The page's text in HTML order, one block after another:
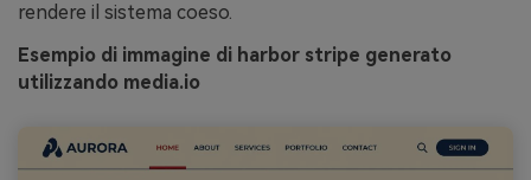
rendere il sistema coeso.
Esempio di immagine di harbor stripe generato
utilizzando media.io